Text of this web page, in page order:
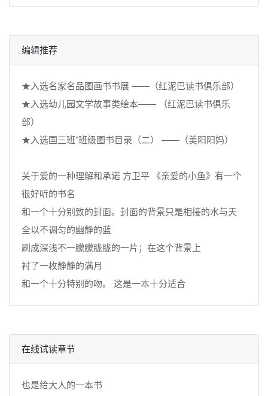
编辑推荐
★入选名家名品图画书书展 ——（红泥巴读书俱乐部）
★入选幼儿园文学故事类绘本—— （红泥巴读书俱乐
部）
★入选国三班"班级图书目录（二） ——（美阳阳妈）
关于爱的一种理解和承诺 方卫平 《亲爱的小鱼》有一个
很好听的书名
和一个十分别致的封面。封面的背景只是相接的水与天
全以不调匀的幽静的蓝
刷成深浅不一朦朦胧胧的一片；在这个背景上
衬了一枚静静的满月
和一个十分特别的吻。 这是一本十分适合
在线试读章节
也是给大人的一本书